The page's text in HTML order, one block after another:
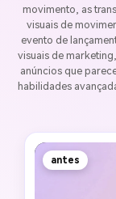
movimento, as
visuais de
evento de
visuais de
anúncios que
habilidades
antes